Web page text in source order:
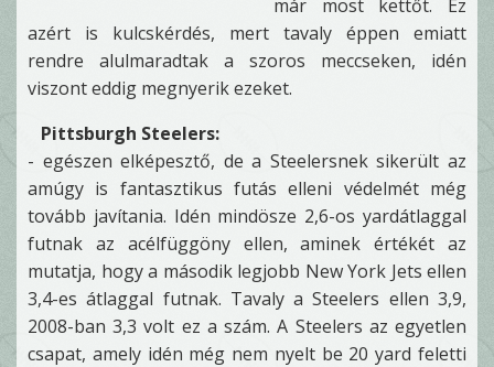
már most kettőt. Ez
azért is kulcskérdés, mert tavaly éppen emiatt
rendre alulmaradtak a szoros meccseken, idén
viszont eddig megnyerik ezeket.
Pittsburgh Steelers:
- egészen elképesztő, de a Steelersnek sikerült az
amúgy is fantasztikus futás elleni védelmét még
tovább javítania. Idén mindösze 2,6-os yardátlaggal
futnak az acélfüggöny ellen, aminek értékét az
mutatja, hogy a második legjobb New York Jets ellen
3,4-es átlaggal futnak. Tavaly a Steelers ellen 3,9,
2008-ban 3,3 volt ez a szám. A Steelers az egyetlen
csapat, amely idén még nem nyelt be 20 yard feletti